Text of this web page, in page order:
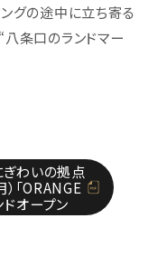
グの途中に立ち寄る
条口のランドマー
わいの拠点
「ORANGE
オープン